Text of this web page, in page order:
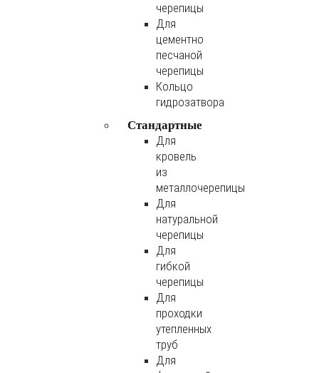
черепицы
Для
цементно
песчаной
черепицы
Кольцо
гидрозатвора
Стандартные
Для
кровель
из
металлочерепицы
Для
натуральной
черепицы
Для
гибкой
черепицы
Для
проходки
утепленных
труб
Для